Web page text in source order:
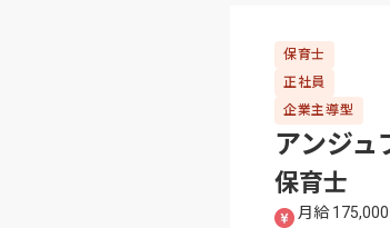
保育士
正社員
企業主導型
アンジュ
保育士
月給